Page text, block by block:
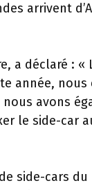
arrivent
a déclaré : «
année, nous
avons
le side-car
side-cars du